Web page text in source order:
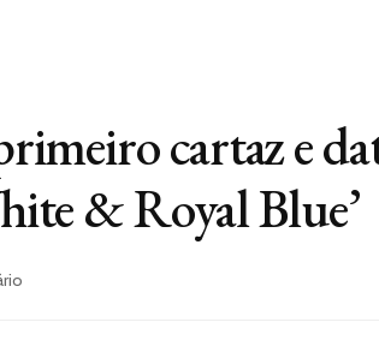
cartaz e
& Royal Blue’